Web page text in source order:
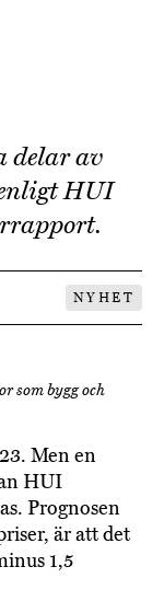
delar av
HUI
NYHET
som bygg och
Men en
HUI
Prognosen
är att det
1,5